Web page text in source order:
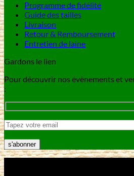
Programme de fidélité
Guide des tailles
Livraison
Retour & Remboursement
Entretien de laine
Gardons le lien
Pour découvrir nos évènements et
: